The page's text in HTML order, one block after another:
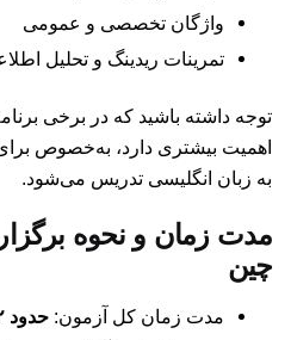
واژگان تخصصی و عمومی
تمرینات ریدینگ و تحلیل
توجه داشته باشید که در برخی
اهمیت بیشتری دارد، به‌خصوص
به زبان انگلیسی تدریس می‌شود.
چین
مدت زمان کل آزمون: حدود ۲ تا ۳ ساعت